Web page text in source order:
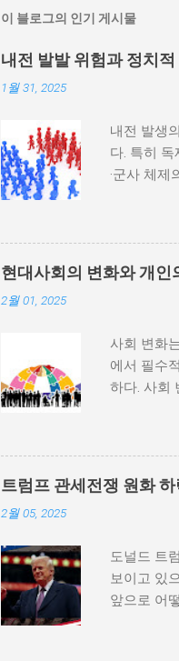
이 블로그의 인기 게시물
내전 발발 위험과 정치
1월 31, 2025
내전 발생
다. 특히
·군사 체
하지 않
다. 이와
부 활동을
많다. 이러
속에서 고
적 세력화
상승하며,
를 모든
군사적 갈
내전이 더
현대사회의 변화와 개인
2월 01, 2025
사회 변화
에서 필수
하다. 사회
변동, 기
하는 방식
사회 변화
리에서의
다. 변화에
상실할 수
자신을 지
서적 발
트럼프 관세전쟁 원화 하
2월 05, 2025
도널드 트
보이고 있
앞으로 어
다른 국